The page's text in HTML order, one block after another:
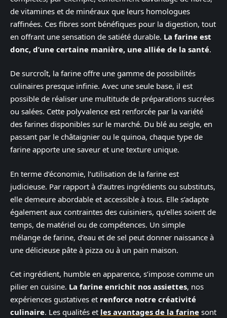
de vitamines et de minéraux que leurs homologues
raffinées. Ces fibres sont bénéfiques pour la digestion, tout
en offrant une sensation de satiété durable. La farine est
donc, d’une certaine manière, une alliée de la santé.
De surcroît, la farine offre une gamme de possibilités
culinaires presque infinie. Avec une seule base, il est
possible de réaliser une multitude de préparations sucrées
ou salées. Cette polyvalence est renforcée par la variété
des farines disponibles sur le marché. Du blé au seigle, en
passant par le châtaignier ou le quinoa, chaque type de
farine apporte une saveur et une texture unique.
En terme d’économie, l’utilisation de la farine est
judicieuse. Par rapport à d’autres ingrédients ou substituts,
elle demeure abordable et accessible à tous. Elle s’adapte
également aux contraintes des cuisiniers, qu’elles soient de
temps, de matériel ou de compétences. Un simple
mélange de farine, d’eau et de sel peut donner naissance à
une délicieuse pâte à pizza ou à un pain maison.
Cet ingrédient, humble en apparence, s’impose comme un
pilier en cuisine. La farine enrichit nos assiettes, nos
expériences gustatives et renforce notre créativité
culinaire. Les qualités et les avantages de la farine sont